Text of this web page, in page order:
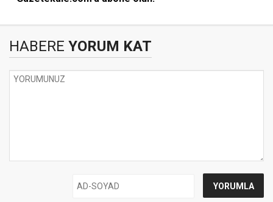
HABERE YORUM KAT